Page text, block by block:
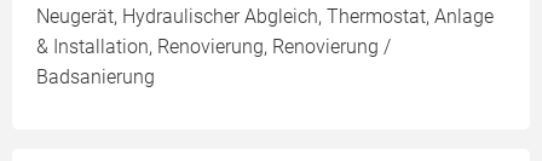
Neugerät, Hydraulischer Abgleich, Thermostat, Anlage
& Installation, Renovierung, Renovierung /
Badsanierung